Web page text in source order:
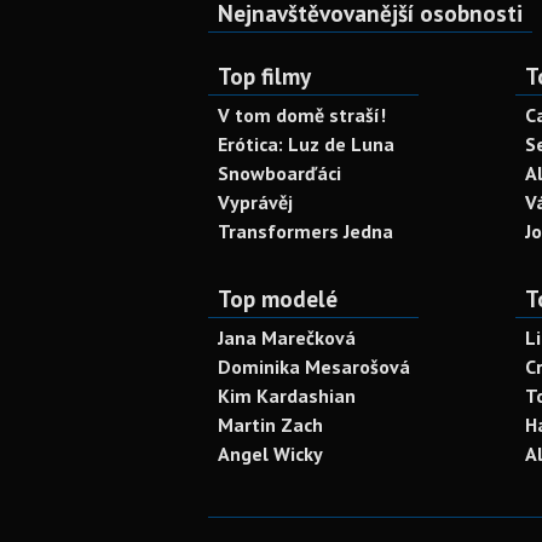
Nejnavštěvovanější osobnosti
Top filmy
V tom domě straší!
Erótica: Luz de Luna
Snowboarďáci
Vyprávěj
Transformers Jedna
Top modelé
Jana Marečková
Dominika Mesarošová
Kim Kardashian
Martin Zach
Angel Wicky